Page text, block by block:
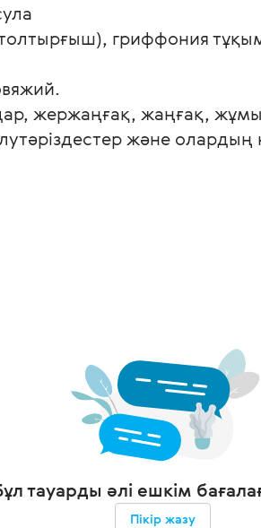
гриффония
жержаңғақ, жаңғақ,
және олардың
тауарды әлі ешкім
Пікір жазу